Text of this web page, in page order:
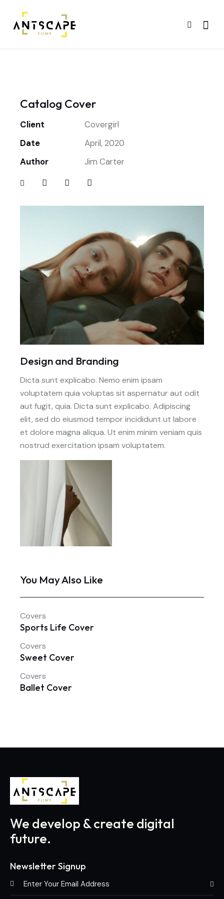
Catalog Cover
Design and Branding
Dicta sunt explicabo. Nemo enim ipsam
voluptatem quia voluptas sit aspernatur aut odit
aut fugit, quia. Dicta sunt explicabo. Adipiscing
elit, sed do eiusmod tempor incididunt ut labore
et dolore magna aliqua. Ut enim minim veniam quis
nostrud exercitation ipsam voluptatem.
Client
Covergirl
Date
April, 2020
Author
Jim Carter
You May Also Like
Covers
Sports Life Cover
Covers
Sweet Cover
Covers
Ballet Cover
We develop & create digital
future.
Newsletter Signup